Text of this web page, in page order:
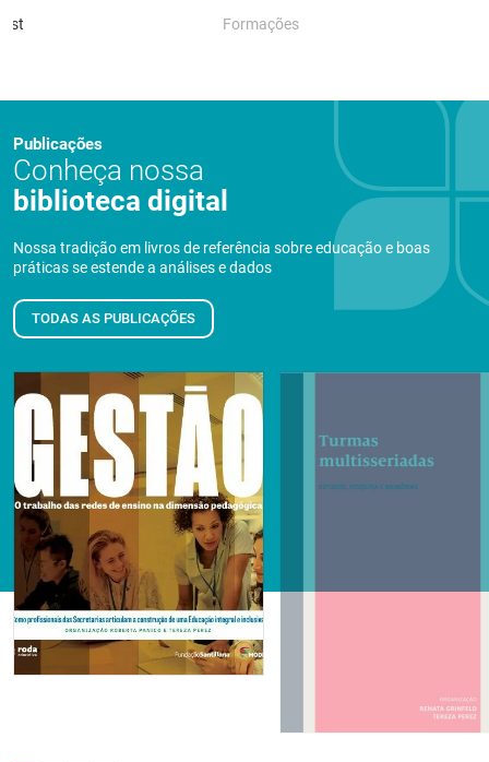
Formações
Publicações
Conheça nossa
biblioteca digital
Nossa tradição em livros de referência sobre educação e boas
práticas se estende a análises e dados
TODAS AS PUBLICAÇÕES